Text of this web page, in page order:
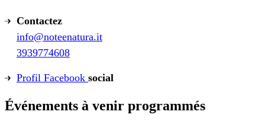
Contactez
info@noteenatura.it
3939774608
Profil Facebook social
Événements à venir programmés